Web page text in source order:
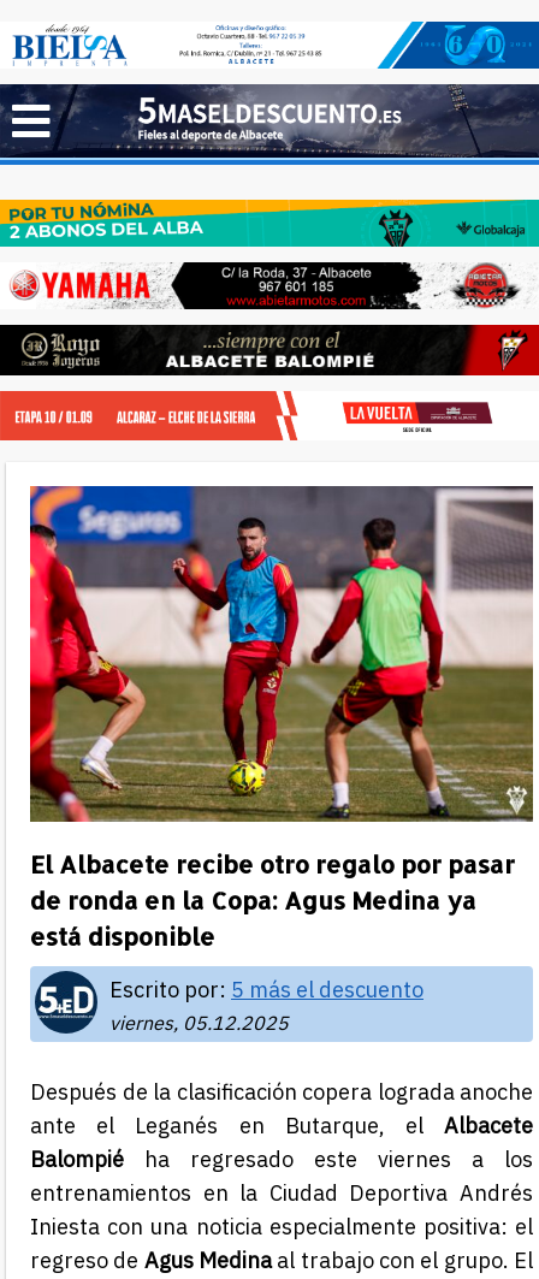
El Albacete recibe otro regalo por pasar
de ronda en la Copa: Agus Medina ya
está disponible
Escrito por: 5 más el descuento
viernes, 05.12.2025
Después de la clasificación copera lograda anoche
ante el Leganés en Butarque, el Albacete
Balompié ha regresado este viernes a los
entrenamientos en la Ciudad Deportiva Andrés
Iniesta con una noticia especialmente positiva: el
regreso de Agus Medinaal trabajo con el grupo. El